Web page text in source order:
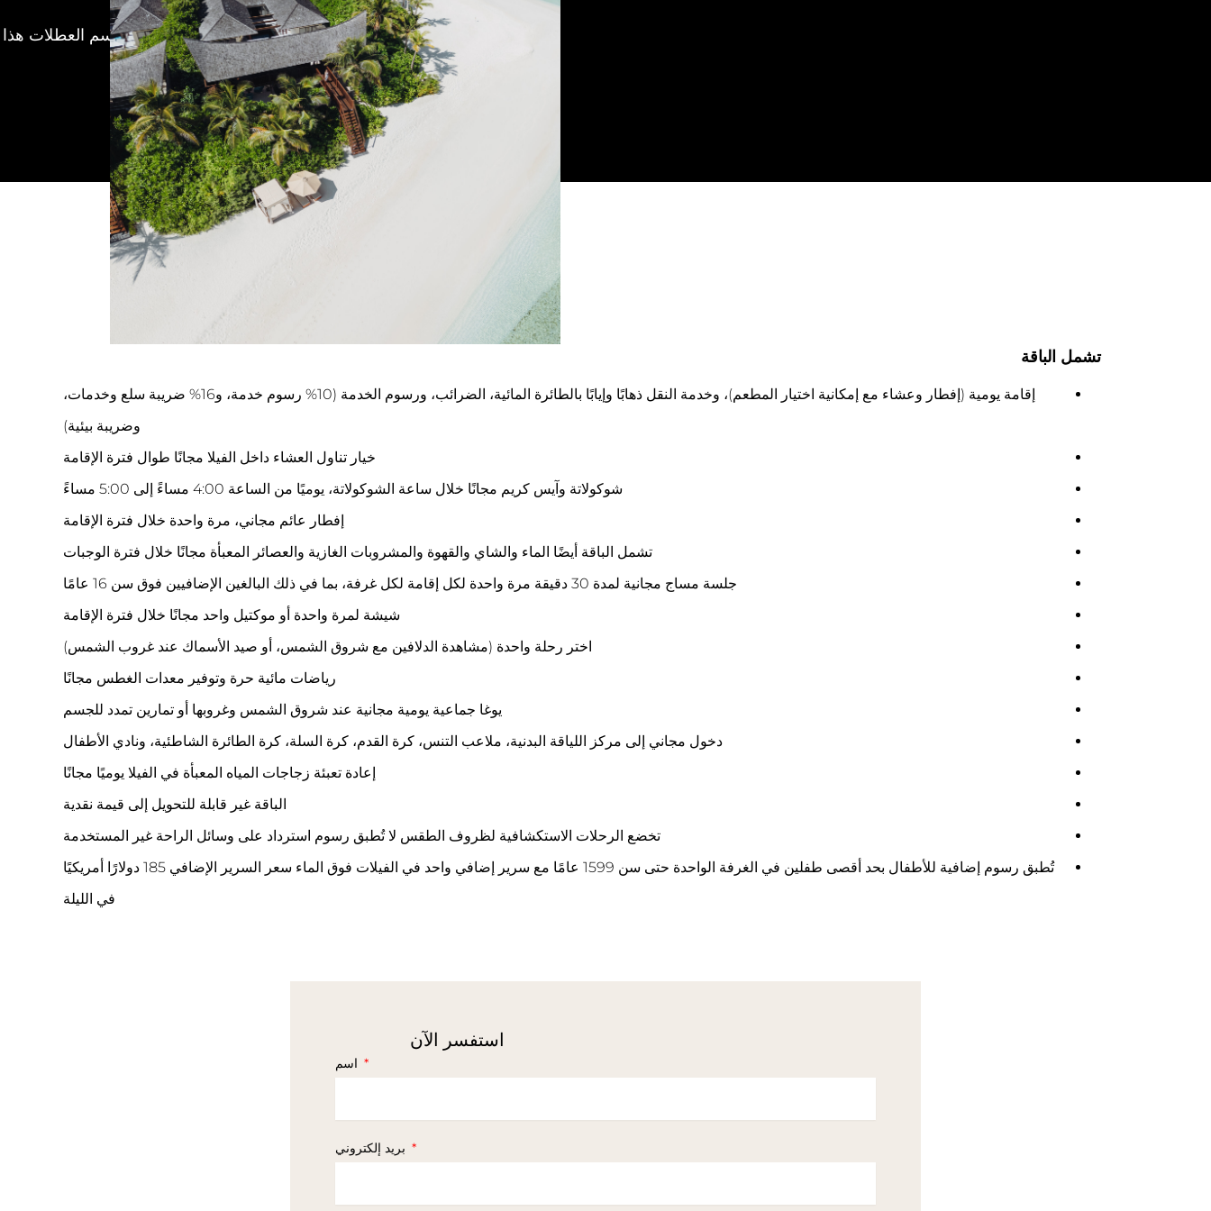
فترة الحجز: لغاية 31 مارس
2025
فترة الاقامة: لغاية 15 أبريل
2025
تشمل الباقة
إقامة يومية (إفطار وعشاء مع إمكانية اختيار المطعم)، وخدمة النقل ذهابًا وإيابًا بالطائرة المائية، الضرائب، ورسوم الخدمة (10% رسوم خدمة، و16% ضريبة سلع وخدمات،
وضريبة بيئية)
خيار تناول العشاء داخل الفيلا مجانًا طوال فترة الإقامة
شوكولاتة وآيس كريم مجانًا خلال ساعة الشوكولاتة، يوميًا من الساعة 4:00 مساءً إلى 5:00 مساءً
إفطار عائم مجاني، مرة واحدة خلال فترة الإقامة
تشمل الباقة أيضًا الماء والشاي والقهوة والمشروبات الغازية والعصائر المعبأة مجانًا خلال فترة الوجبات
جلسة مساج مجانية لمدة 30 دقيقة مرة واحدة لكل إقامة لكل غرفة، بما في ذلك البالغين الإضافيين فوق سن 16 عامًا
شيشة لمرة واحدة أو موكتيل واحد مجانًا خلال فترة الإقامة
اختر رحلة واحدة (مشاهدة الدلافين مع شروق الشمس، أو صيد الأسماك عند غروب الشمس)
رياضات مائية حرة وتوفير معدات الغطس مجانًا
يوغا جماعية يومية مجانية عند شروق الشمس وغروبها أو تمارين تمدد للجسم
دخول مجاني إلى مركز اللياقة البدنية، ملاعب التنس، كرة القدم، كرة السلة، كرة الطائرة الشاطئية، ونادي الأطفال
إعادة تعبئة زجاجات المياه المعبأة في الفيلا يوميًا مجانًا
الباقة غير قابلة للتحويل إلى قيمة نقدية
تخضع الرحلات الاستكشافية لظروف الطقس لا تُطبق رسوم استرداد على وسائل الراحة غير المستخدمة
تُطبق رسوم إضافية للأطفال بحد أقصى طفلين في الغرفة الواحدة حتى سن 1599 عامًا مع سرير إضافي واحد في الفيلات فوق الماء سعر السرير الإضافي 185 دولارًا أمريكيًا
في الليلة
استفسر الآن